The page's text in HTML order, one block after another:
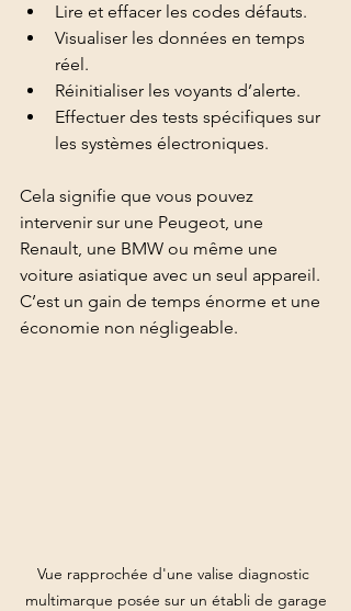
Lire et effacer les codes défauts.
Visualiser les données en temps
réel.
Réinitialiser les voyants d’alerte.
Effectuer des tests spécifiques sur
les systèmes électroniques.
Cela signifie que vous pouvez
intervenir sur une Peugeot, une
Renault, une BMW ou même une
voiture asiatique avec un seul appareil.
C’est un gain de temps énorme et une
économie non négligeable.
Vue rapprochée d'une valise diagnostic
multimarque posée sur un établi de garage